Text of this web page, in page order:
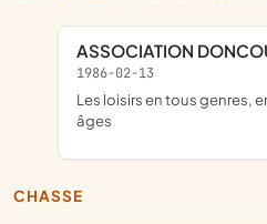
ASSOCIATION
1986-02-13
les loisirs en tous genres, en toutes formes et pour tous
âges
CHASSE